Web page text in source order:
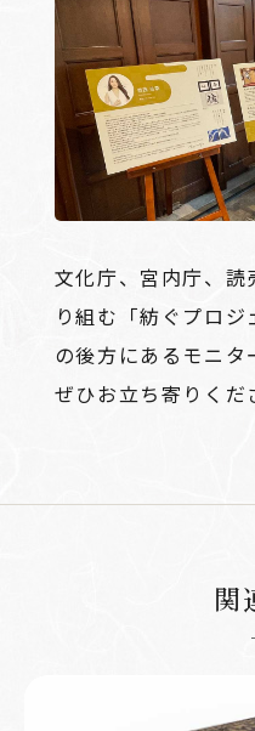
文化庁、宮内庁、
り組む「紡ぐプロ
の後方にあるモニタ
ぜひお立ち寄りくだ
関